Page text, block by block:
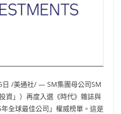
/美通社/ — SM集團母公司SM
資」）再度入選《時代》雜誌與
全球最佳公司」權威榜單。這是